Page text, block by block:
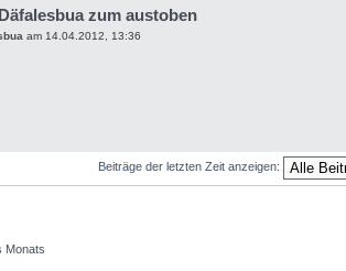
zum austoben
am 14.04.2012, 13:36
Beiträge der letzten Zeit anzeigen:
Monats